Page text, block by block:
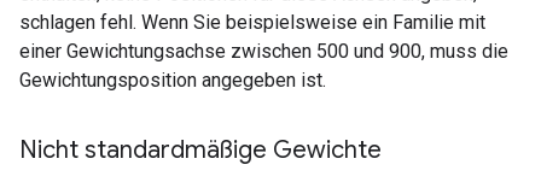
schlagen fehl. Wenn Sie beispielsweise ein Familie mit
einer Gewichtungsachse zwischen 500 und 900, muss die
Gewichtungsposition angegeben ist.
Nicht standardmäßige Gewichte